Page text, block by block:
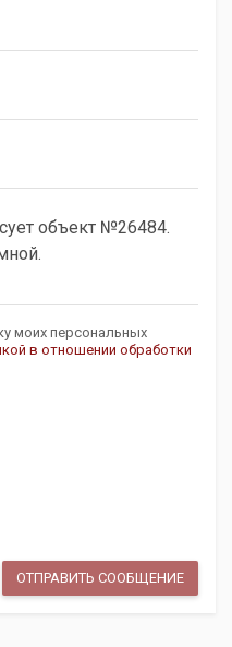
моих персональных
в отношении обработки